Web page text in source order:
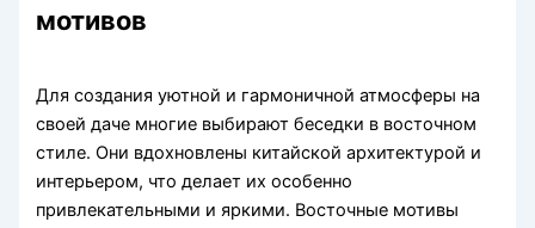
мотивов
Для создания уютной и гармоничной атмосферы на
своей даче многие выбирают беседки в восточном
стиле. Они вдохновлены китайской архитектурой и
интерьером, что делает их особенно
привлекательными и яркими. Восточные мотивы